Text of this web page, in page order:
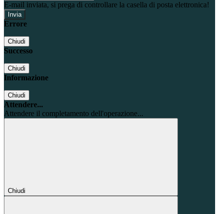
E-mail inviata, si prega di controllare la casella di posta elettronica!
Errore
Chiudi
Successo
Chiudi
Informazione
Chiudi
Attendere...
Attendere il completamento dell'operazione...
Chiudi